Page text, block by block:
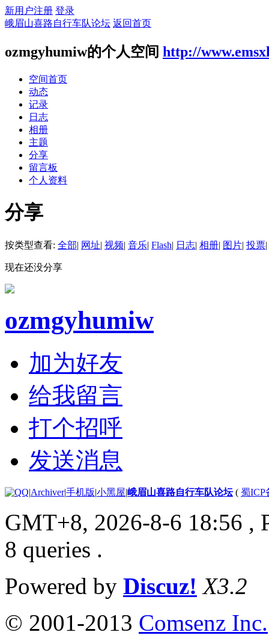
新用户注册 登录
峨眉山喜路自行车队论坛 返回首页
ozmgyhumiw的个人空间 http://
空间首页
动态
记录
日志
相册
主题
分享
留言板
个人资料
分享
按类型查看: 全部| 网址| 视频| 音乐| Flash| 日志| 相册| 图片| 投票|
现在还没分享
ozmgyhumiw
加为好友
给我留言
打个招呼
发送消息
|Archiver|手机版|小黑屋|峨眉山喜路自行车队论坛( 蜀ICP
GMT+8, 2026-8-6 18:56 ,
8 queries .
Powered by Discuz! X3.2
© 2001-2013 Comsenz Inc.